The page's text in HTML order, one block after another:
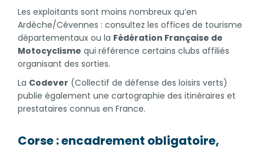
Les exploitants sont moins nombreux qu’en
Ardèche/Cévennes : consultez les offices de tourisme
départementaux ou la Fédération Française de
Motocyclisme qui référence certains clubs affiliés
organisant des sorties.
La Codever (Collectif de défense des loisirs verts)
publie également une cartographie des itinéraires et
prestataires connus en France.
Corse : encadrement obligatoire,